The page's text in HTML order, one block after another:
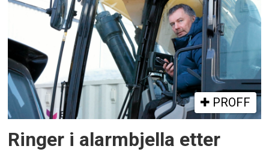
PROFF
Ringer i alarmbjella etter